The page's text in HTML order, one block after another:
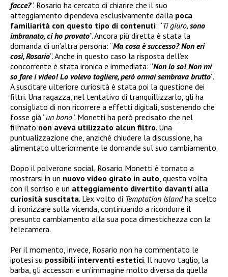
facce?”. Rosario ha cercato di chiarire che il suo
atteggiamento dipendeva esclusivamente dalla poca
familiarità con questo tipo di contenuti: “Ti giuro, sono
imbranato, ci ho provato”. Ancora più diretta è stata la
domanda di un’altra persona: “Ma cosa è successo? Non eri
così, Rosario”. Anche in questo caso la risposta dell’ex
concorrente è stata ironica e immediata: “Non lo so! Non mi
so fare i video! Lo volevo togliere, però ormai sembrava brutto”.
A suscitare ulteriore curiosità è stata poi la questione dei
filtri. Una ragazza, nel tentativo di tranquillizzarlo, gli ha
consigliato di non ricorrere a effetti digitali, sostenendo che
fosse già “un bono”. Monetti ha però precisato che nel
filmato non aveva utilizzato alcun filtro. Una
puntualizzazione che, anziché chiudere la discussione, ha
alimentato ulteriormente le domande sul suo cambiamento.
Dopo il polverone social, Rosario Monetti è tornato a
mostrarsi in un nuovo video girato in auto, questa volta
con il sorriso e un atteggiamento divertito davanti alla
curiosità suscitata. L’ex volto di Temptation Islandha scelto
di ironizzare sulla vicenda, continuando a ricondurre il
presunto cambiamento alla sua poca dimestichezza con la
telecamera.
Per il momento, invece, Rosario non ha commentato le
ipotesi su possibili interventi estetici. Il nuovo taglio, la
barba, gli accessori e un’immagine molto diversa da quella